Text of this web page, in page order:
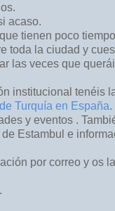
acaso.
tienen poco
toda la ciudad y
las veces que
institucional tenéis
Turquía en España.
y eventos .
Estambul e
por correo y os